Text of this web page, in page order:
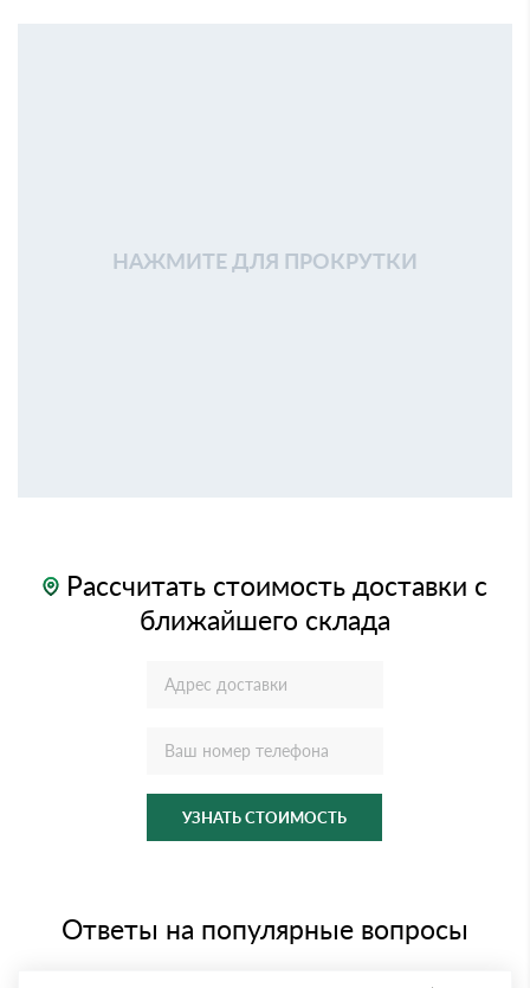
НАЖМИТЕ ДЛЯ ПРОКРУТКИ
Рассчитать стоимость доставки с
ближайшего склада
УЗНАТЬ СТОИМОСТЬ
Ответы на популярные вопросы